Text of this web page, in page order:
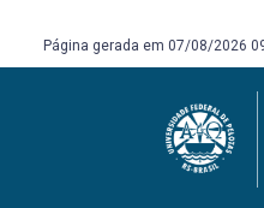
Página gerada em 07/08/2026